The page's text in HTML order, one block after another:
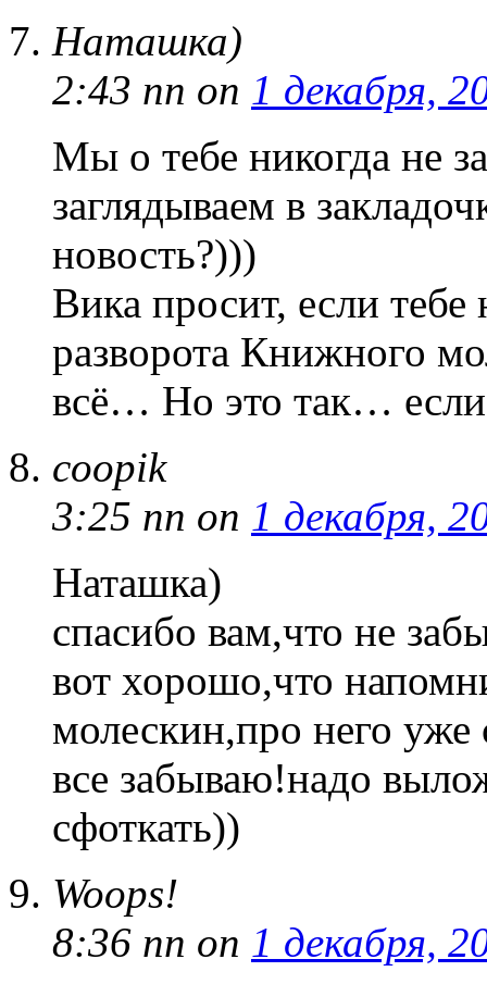
Наташка)
2:43 пп on 1 декабря,
Мы о тебе никогда не
заглядываем в
новость?)))
Вика просит, если
разворота Книжного
всё… Но это так… если
coopik
3:25 пп on 1 декабря,
Наташка)
спасибо вам,что не
вот хорошо,что
молескин,про него уже
все забываю!надо
сфоткать))
Woops!
8:36 пп on 1 декабря,